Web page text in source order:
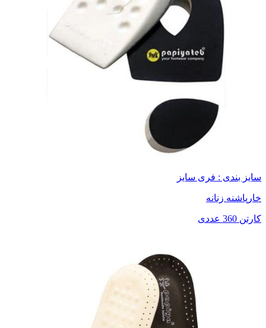
سایز بندی : فری سایز
خارپاشنه زنانه
کارتن 360 عددی